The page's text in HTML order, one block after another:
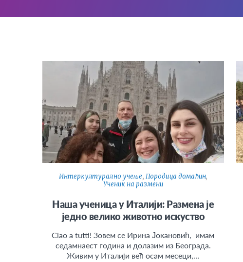
Интеркултурално учење, Породица домаћин,
Ученик на размени
Наша ученица у Италији: Размена је
једно велико животно искуство
Ciao a tutti! Зовем се Ирина Јокановић, имам
седамнаест година и долазим из Београда.
Живим у Италији већ осам месеци,…